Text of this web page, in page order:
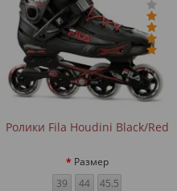
Ролики Fila Houdini Black/Red
Размер
39
44 45.5